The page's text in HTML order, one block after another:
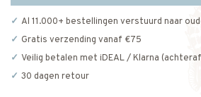
Al 11.000+ bestellingen verstuurd naar
Gratis verzending vanaf €75
Veilig betalen met iDEAL / Klarna
30 dagen retour